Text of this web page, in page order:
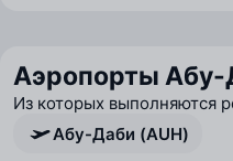
Аэропорты Абу-
Из которых выполняются
Абу-Даби (AUH)